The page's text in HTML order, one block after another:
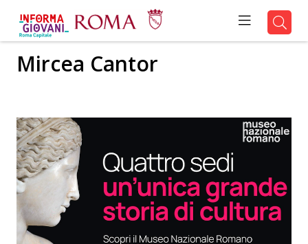
Mircea Cantor